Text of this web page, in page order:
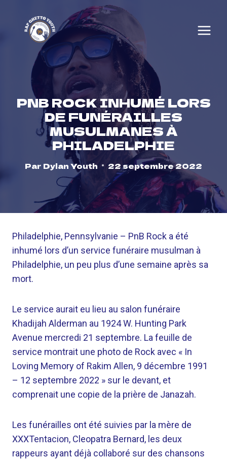
content
PNB ROCK INHUMÉ LORS
DE FUNÉRAILLES
MUSULMANES À
PHILADELPHIE
Par Dylan Youth 22 septembre 2022
Philadelphie, Pennsylvanie – PnB Rock a été
inhumé lors d’un service funéraire musulman à
Philadelphie, un peu plus d’une semaine après sa
mort.
Le service aurait eu lieu au salon funéraire
Khadijah Alderman au 1924 W. Hunting Park
Avenue mercredi 21 septembre. La feuille de
service montrait une photo de Rock avec « In
Loving Memory of Rakim Allen, 9 décembre 1991
– 12 septembre 2022 » sur le devant, et
comprenait une copie de la prière de Janazah.
Les funérailles ont été suivies par la mère de
XXXTentacion, Cleopatra Bernard, les deux
rappeurs ayant déjà collaboré sur des chansons